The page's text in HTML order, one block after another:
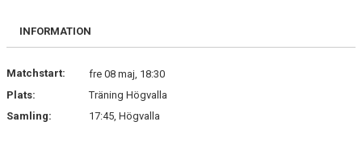
INFORMATION
Matchstart:
fre 08 maj, 18:30
Plats:
Träning Högvalla
Samling:
17:45, Högvalla